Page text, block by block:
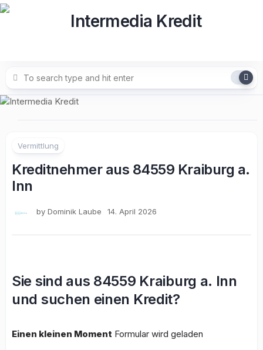
Skip
Vermittlung
Kreditnehmer aus 84559 Kraiburg a.
Inn
by Dominik Laube 14. April 2026
Sie sind aus 84559 Kraiburg a. Inn
und suchen einen Kredit?
Einen kleinen Moment Formular wird geladen